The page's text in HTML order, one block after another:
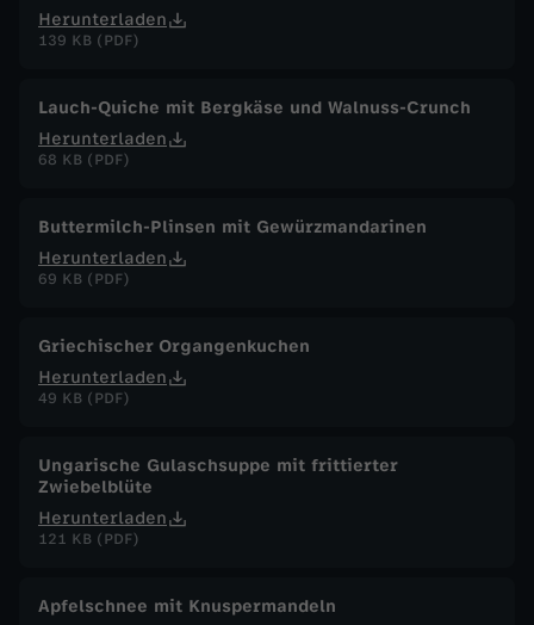
Herunterladen
139 KB (PDF)
Lauch-Quiche mit Bergkäse und Walnuss-Crunch
Herunterladen
68 KB (PDF)
Buttermilch-Plinsen mit Gewürzmandarinen
Herunterladen
69 KB (PDF)
Griechischer Organgenkuchen
Herunterladen
49 KB (PDF)
Ungarische Gulaschsuppe mit frittierter
Zwiebelblüte
Herunterladen
121 KB (PDF)
Apfelschnee mit Knuspermandeln